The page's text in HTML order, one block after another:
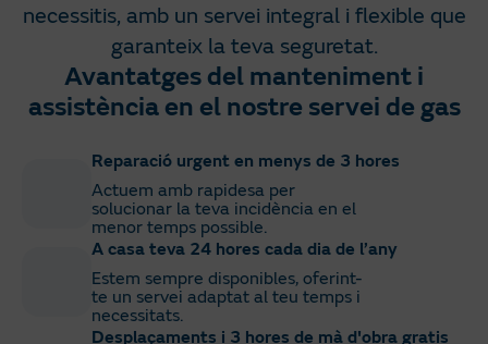
necessitis, amb un servei integral i flexible que
garanteix la teva seguretat.
Avantatges del manteniment i
assistència en el nostre servei de gas
Reparació urgent en menys de 3 hores
Actuem amb rapidesa per
solucionar la teva incidència en el
menor temps possible.
A casa teva 24 hores cada dia de l’any
Estem sempre disponibles, oferint-
te un servei adaptat al teu temps i
necessitats.
Desplaçaments i 3 hores de mà d'obra gratis